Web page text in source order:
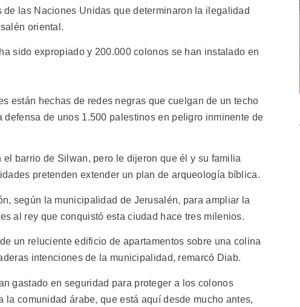
las Naciones Unidas que determinaron la ilegalidad
oriental.
sido expropiado y 200.000 colonos se han instalado en
están hechas de redes negras que cuelgan de un techo
de unos 1.500 palestinos en peligro inminente de
barrio de Silwan, pero le dijeron que él y su familia
pretenden extender un plan de arqueología bíblica.
según la municipalidad de Jerusalén, para ampliar la
al rey que conquistó esta ciudad hace tres milenios.
un reluciente edificio de apartamentos sobre una colina
intenciones de la municipalidad, remarcó Diab.
gastado en seguridad para proteger a los colonos
comunidad árabe, que está aquí desde mucho antes,